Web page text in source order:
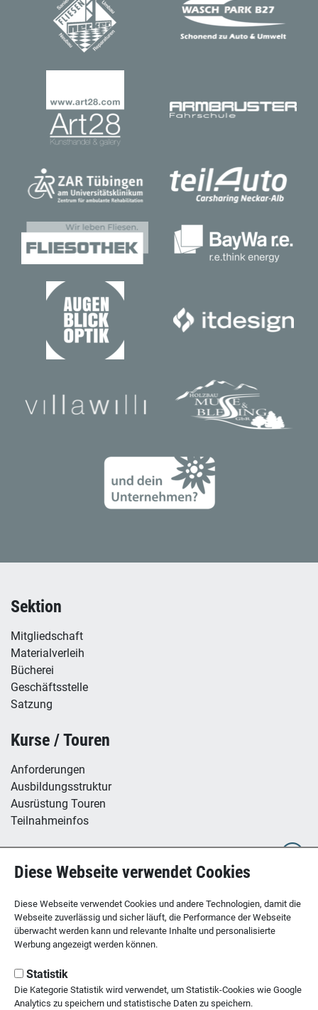
Sektion
Mitgliedschaft
Materialverleih
Bücherei
Geschäftsstelle
Satzung
Kurse / Touren
Anforderungen
Ausbildungsstruktur
Ausrüstung Touren
Teilnahmeinfos
B12 - Boulderzentrum
SEKTION TÜBINGEN
des Deutschen Alpenvereins
Kornhausstr. 21
Diese Webseite verwendet Cookies
Diese Webseite verwendet Cookies und andere Technologien, damit die
Webseite zuverlässig und sicher läuft, die Performance der Webseite
überwacht werden kann und relevante Inhalte und personalisierte
Werbung angezeigt werden können.
Statistik
Die Kategorie Statistik wird verwendet, um Statistik-Cookies wie Google
Analytics zu speichern und statistische Daten zu speichern.